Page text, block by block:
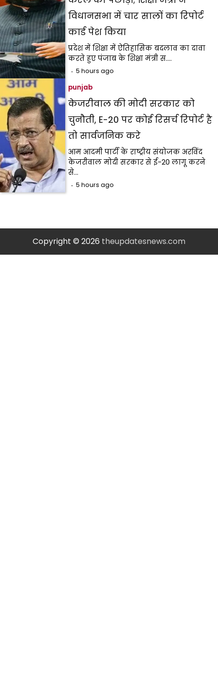
विधानसभा में चार सालों का रिपोर्ट
कार्ड पेश किया
प्रदेश में शिक्षा में ऐतिहासिक बदलाव का दावा
करते हुए पंजाब के शिक्षा मंत्री स.…
5 hours ago
punjab
केजरीवाल की मोदी सरकार को
चुनौती, E-20 पर कोई रिसर्च रिपोर्ट है
तो सार्वजनिक करे
आम आदमी पार्टी के राष्ट्रीय संयोजक अरविंद
केजरीवाल मोदी सरकार से ई-20 लागू करने
से…
5 hours ago
Copyright © 2026 theupdatesnews.com